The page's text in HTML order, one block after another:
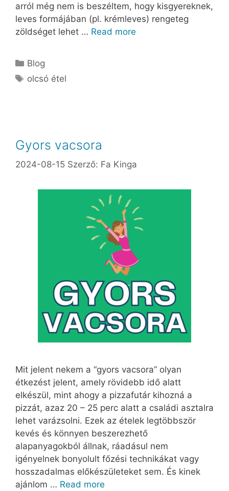
arról még nem is beszéltem, hogy kisgyereknek,
leves formájában (pl. krémleves) rengeteg
zöldséget lehet … Read more
Blog
olcsó étel
Gyors vacsora
2024-08-15 Szerző: Fa Kinga
Mit jelent nekem a “gyors vacsora” olyan
étkezést jelent, amely rövidebb idő alatt
elkészül, mint ahogy a pizzafutár kihozná a
pizzát, azaz 20 – 25 perc alatt a családi asztalra
lehet varázsolni. Ezek az ételek legtöbbször
kevés és könnyen beszerezhető
alapanyagokból állnak, ráadásul nem
igényelnek bonyolult főzési technikákat vagy
hosszadalmas előkészületeket sem. És kinek
ajánlom … Read more